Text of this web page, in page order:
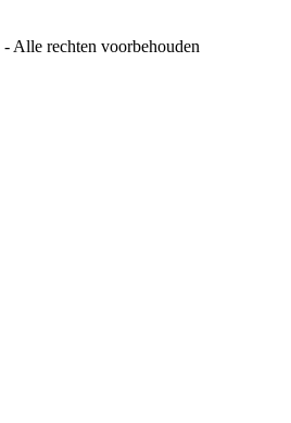
- Alle rechten voorbehouden